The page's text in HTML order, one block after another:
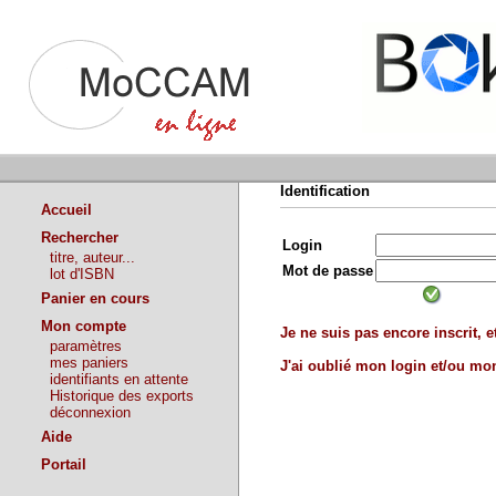
Accueil
Rechercher
titre, auteur...
lot d'ISBN
Panier en cours
Mon compte
paramètres
mes paniers
identifiants en attente
Historique des exports
déconnexion
Aide
Portail
Identification
Login
Mot de passe
Je ne suis pas encore inscrit,
J'ai oublié mon login et/ou